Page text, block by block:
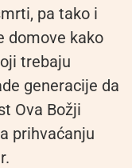
pa tako i
domove kako
trebaju
generacije da
Ova Božji
prihvaćanju